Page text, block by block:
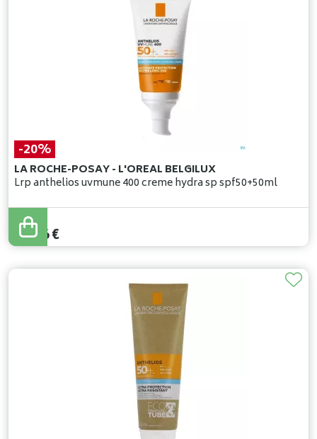
-20%
LA ROCHE-POSAY - L'OREAL BELGILUX
Lrp anthelios uvmune 400 creme hydra sp spf50+50ml
23,95
19,16€